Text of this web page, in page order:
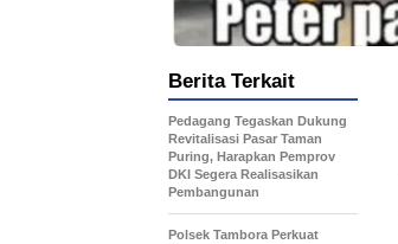
Berita Terkait
Pedagang Tegaskan Dukung
Revitalisasi Pasar Taman
Puring, Harapkan Pemprov
DKI Segera Realisasikan
Pembangunan
Polsek Tambora Perkuat